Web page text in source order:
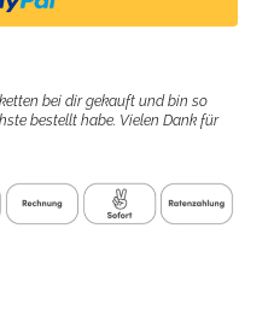
bei dir gekauft und bin so
bestellt habe. Vielen Dank für